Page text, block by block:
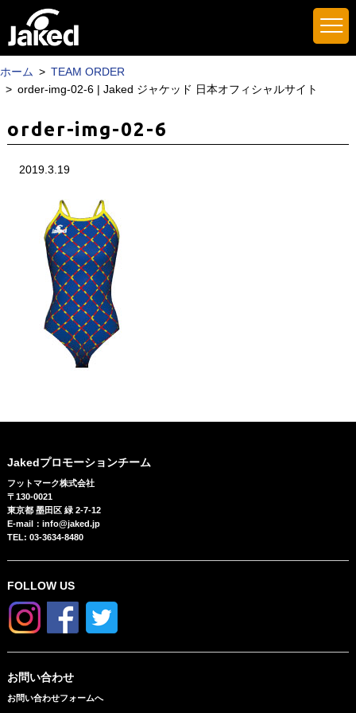
ホーム
TEAM ORDER
order-img-02-6 | Jaked ジャケッド 日本オフィシャルサイト
order-img-02-6
2019.3.19
Jakedプロモーションチーム
フットマーク株式会社
〒130-0021
東京都 墨田区 緑 2-7-12
E-mail：info@jaked.jp
TEL: 03-3634-8480
FOLLOW US
お問い合わせ
お問い合わせフォームへ